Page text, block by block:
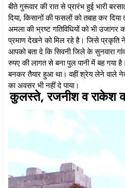
बीते गुरूवार की रात से प्रारंभ हुई भारी
दिया, किसानों की फसलों को तबाह कर दिया
अमला की भ्रष्ट गतिविधियों को भी
प्रमाण देखने को मिल रहे है। जिसे प्रकृति
आपको बता दे कि सिवनी जिले के सुनवारा
रुपए की लागत से बना पुल पानी में बह गया
बनकर तैयार हुआ था। वहीं श्रेय लेने वाले
का अवसर भी नहीं दे पाया।
कुलस्ते, रजनीश व राकेश